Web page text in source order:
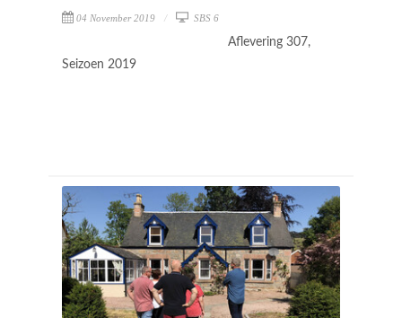
04 November 2019 SBS 6
Aflevering 307,
Seizoen 2019